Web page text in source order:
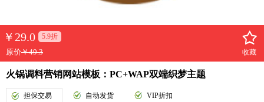
￥ 29.0 5.9折
原价￥49.3 收藏
火锅调料营销网站模板：PC+WAP双端织梦主题
担保交易 自动发货
VIP折扣